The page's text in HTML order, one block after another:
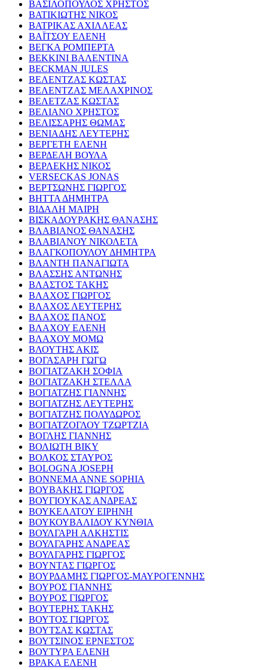
ΒΑΣΙΛΟΠΟΥΛΟΣ ΧΡΗΣΤΟΣ
ΒΑΤΙΚΙΩΤΗΣ ΝΙΚΟΣ
ΒΑΤΡΙΚΑΣ ΑΧΙΛΛΕΑΣ
ΒΑΪΤΣΟΥ ΕΛΕΝΗ
ΒΕΓΚΑ ΡΟΜΠΕΡΤΑ
ΒΕΚΚΙΝΙ ΒΑΛΕΝΤΙΝΑ
BECKMAN JULES
ΒΕΛΕΝΤΖΑΣ ΚΩΣΤΑΣ
ΒΕΛΕΝΤΖΑΣ ΜΕΛΑΧΡΙΝΟΣ
ΒΕΛΕΤΖΑΣ ΚΩΣΤΑΣ
ΒΕΛΙΑΝΟ ΧΡΗΣΤΟΣ
ΒΕΛΙΣΣΑΡΗΣ ΘΩΜΑΣ
ΒΕΝΙΑΔΗΣ ΛΕΥΤΕΡΗΣ
ΒΕΡΓΕΤΗ ΕΛΕΝΗ
ΒΕΡΔΕΛΗ ΒΟΥΛΑ
ΒΕΡΛΕΚΗΣ ΝΙΚΟΣ
VERSECKAS JONAS
ΒΕΡΤΣΩΝΗΣ ΓΙΩΡΓΟΣ
ΒΗΤΤΑ ΔΗΜΗΤΡΑ
ΒΙΔΑΛΗ ΜΑΙΡΗ
ΒΙΣΚΑΔΟΥΡΑΚΗΣ ΘΑΝΑΣΗΣ
ΒΛΑΒΙΑΝΟΣ ΘΑΝΑΣΗΣ
ΒΛΑΒΙΑΝΟΥ ΝΙΚΟΛΕΤΑ
ΒΛΑΓΚΟΠΟΥΛΟΥ ΔΗΜΗΤΡΑ
ΒΛΑΝΤΗ ΠΑΝΑΓΙΩΤΑ
ΒΛΑΣΣΗΣ ΑΝΤΩΝΗΣ
ΒΛΑΣΤΟΣ ΤΑΚΗΣ
ΒΛΑΧΟΣ ΓΙΩΡΓΟΣ
ΒΛΑΧΟΣ ΛΕΥΤΕΡΗΣ
ΒΛΑΧΟΣ ΠΑΝΟΣ
ΒΛΑΧΟΥ ΕΛΕΝΗ
ΒΛΑΧΟΥ ΜΟΜΩ
ΒΛΟΥΤΗΣ ΑΚΙΣ
ΒΟΓΑΣΑΡΗ ΓΩΓΩ
ΒΟΓΙΑΤΖΑΚΗ ΣΟΦΙΑ
ΒΟΓΙΑΤΖΑΚΗ ΣΤΕΛΛΑ
ΒΟΓΙΑΤΖΗΣ ΓΙΑΝΝΗΣ
ΒΟΓΙΑΤΖΗΣ ΛΕΥΤΕΡΗΣ
ΒΟΓΙΑΤΖΗΣ ΠΟΛΥΔΩΡΟΣ
ΒΟΓΙΑΤΖΟΓΛΟΥ ΤΖΩΡΤΖΙΑ
ΒΟΓΛΗΣ ΓΙΑΝΝΗΣ
ΒΟΛΙΩΤΗ ΒΙΚΥ
ΒΟΛΚΟΣ ΣΤΑΥΡΟΣ
BOLOGNA JOSEPH
BONNEMA ANNE SOPHIA
ΒΟΥΒΑΚΗΣ ΓΙΩΡΓΟΣ
ΒΟΥΓΙΟΥΚΑΣ ΑΝΔΡΕΑΣ
ΒΟΥΚΕΛΑΤΟΥ ΕΙΡΗΝΗ
ΒΟΥΚΟΥΒΑΛΙΔΟΥ ΚΥΝΘΙΑ
ΒΟΥΛΓΑΡΗ ΑΛΚΗΣΤΙΣ
ΒΟΥΛΓΑΡΗΣ ΑΝΔΡΕΑΣ
ΒΟΥΛΓΑΡΗΣ ΓΙΩΡΓΟΣ
ΒΟΥΝΤΑΣ ΓΙΩΡΓΟΣ
ΒΟΥΡΔΑΜΗΣ ΓΙΩΡΓΟΣ-ΜΑΥΡΟΓΕΝΝΗΣ
ΒΟΥΡΟΣ ΓΙΑΝΝΗΣ
ΒΟΥΡΟΣ ΓΙΩΡΓΟΣ
ΒΟΥΤΕΡΗΣ ΤΑΚΗΣ
ΒΟΥΤΟΣ ΓΙΩΡΓΟΣ
ΒΟΥΤΣΑΣ ΚΩΣΤΑΣ
ΒΟΥΤΣΙΝΟΣ ΕΡΝΕΣΤΟΣ
ΒΟΥΤΥΡΑ ΕΛΕΝΗ
ΒΡΑΚΑ ΕΛΕΝΗ